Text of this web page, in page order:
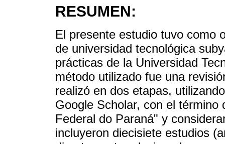
RESUMEN:
El presente estudio tuvo como
de universidad tecnológica
prácticas de la Universidad
método utilizado fue una
realizó en dos etapas,
Google Scholar, con el término
Federal do Paraná" y
incluyeron diecisiete estudios